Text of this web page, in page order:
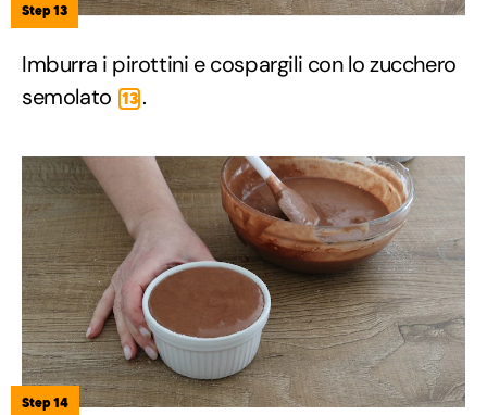
Step 13
Imburra i pirottini e cospargili con lo zucchero
semolato 13 .
Step 14